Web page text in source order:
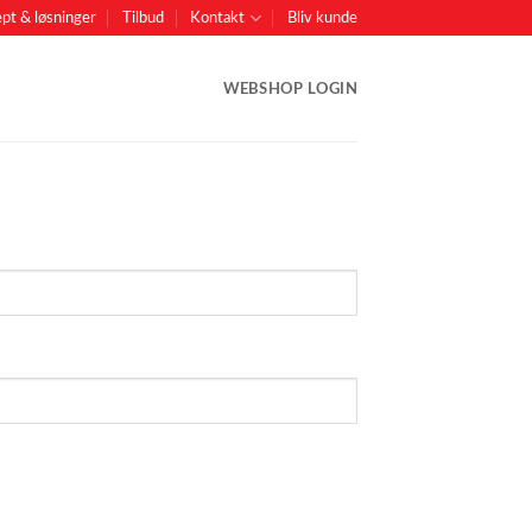
& løsninger Tilbud Kontakt Bliv kunde
WEBSHOP LOGIN